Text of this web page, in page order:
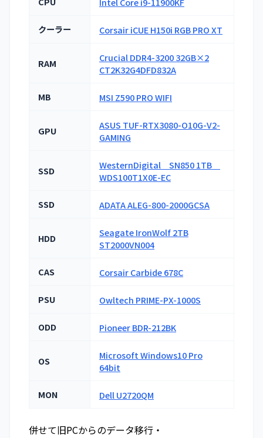
クーラー Corsair iCUE H150i RGB PRO XT
RAM
Crucial DDR4-3200 32GB×2
CT2K32G4DFD832A
MB MSI Z590 PRO WIFI
GPU
ASUS TUF-RTX3080-O10G-V2-
GAMING
SSD
WesternDigital SN850 1TB
WDS100T1X0E-EC
SSD ADATA ALEG-800-2000GCSA
HDD
Seagate IronWolf 2TB
ST2000VN004
CAS Corsair Carbide 678C
PSU Owltech PRIME-PX-1000S
ODD Pioneer BDR-212BK
OS
Microsoft Windows10 Pro
64bit
MON Dell U2720QM
併せて旧PCからのデータ移行・